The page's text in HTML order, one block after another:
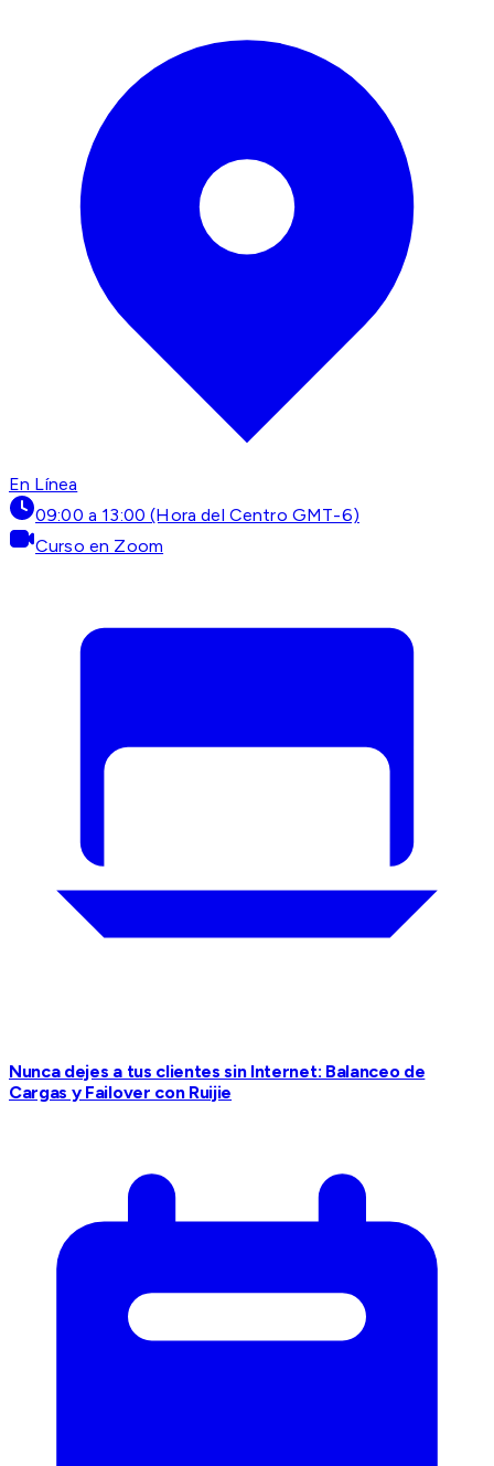
En Línea
09:00 a 13:00 (Hora del Centro GMT-6)
Curso en Zoom
Nunca dejes a tus clientes sin Internet: Balanceo de
Cargas y Failover con Ruijie